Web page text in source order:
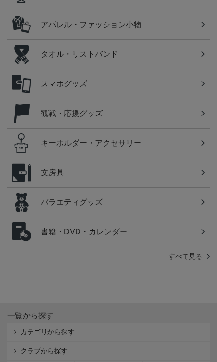
アパレル・ファッション小物
タオル・リストバンド
スマホグッズ
観戦・応援グッズ
キーホルダー・アクセサリー
文房具
バラエティグッズ
書籍・DVD・カレンダー
すべて見る
一覧から探す
カテゴリから探す
クラブから探す